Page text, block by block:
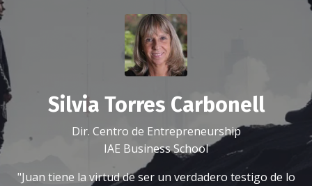
Silvia Torres Carbonell
Dir. Centro de Entrepreneurship
IAE Business School
"Juan tiene la virtud de ser un verdadero testigo de lo